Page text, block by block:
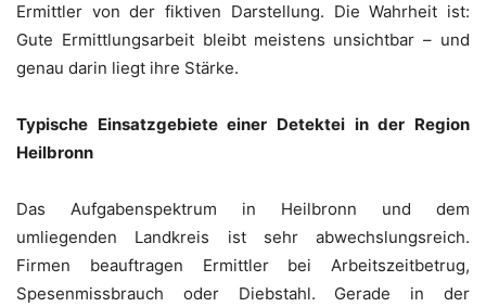
Ermittler von der fiktiven Darstellung. Die Wahrheit ist:
Gute Ermittlungsarbeit bleibt meistens unsichtbar – und
genau darin liegt ihre Stärke.
Typische Einsatzgebiete einer Detektei in der Region
Heilbronn
Das Aufgabenspektrum in Heilbronn und dem
umliegenden Landkreis ist sehr abwechslungsreich.
Firmen beauftragen Ermittler bei Arbeitszeitbetrug,
Spesenmissbrauch oder Diebstahl. Gerade in der